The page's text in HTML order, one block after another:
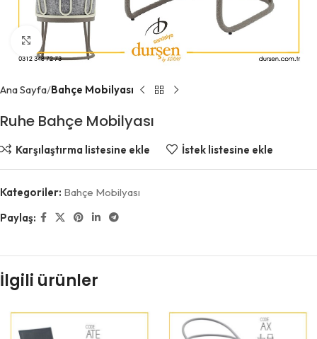
Büyütmek için tıklayın
Ana Sayfa Bahçe Mobilyası
Ruhe Bahçe Mobilyası
Karşılaştırma listesine ekle İstek listesine ekle
Kategoriler: Bahçe Mobilyası
Paylaş:
İlgili ürünler